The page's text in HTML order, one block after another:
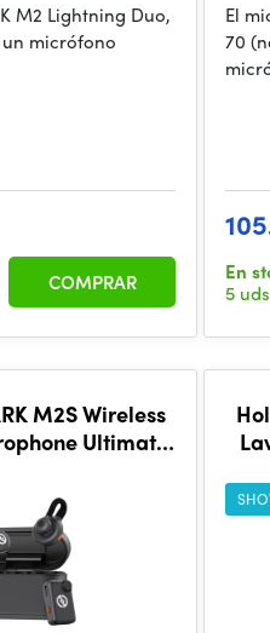
M2 Lightning Duo,
micrófono
COMPRAR
El
70
En
5
M2S Wireless
Ultimate